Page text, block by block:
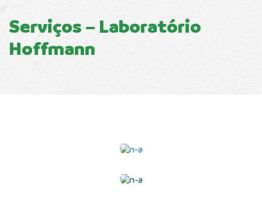
Serviços – Laboratório
Hoffmann